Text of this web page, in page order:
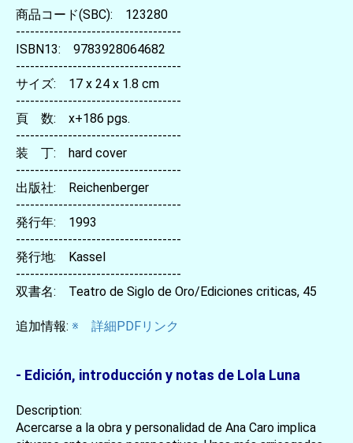
商品コード(SBC): 123280
-----------------------------------
ISBN13: 9783928064682
-----------------------------------
サイズ: 17 x 24 x 1.8 cm
-----------------------------------
頁 数: x+186 pgs.
-----------------------------------
装 丁: hard cover
-----------------------------------
出版社: Reichenberger
-----------------------------------
発行年: 1993
-----------------------------------
発行地: Kassel
-----------------------------------
双書名: Teatro de Siglo de Oro/Ediciones criticas, 45
追加情報: ※ 詳細PDFリンク
- Edición, introducción y notas de Lola Luna
Description:
Acercarse a la obra y personalidad de Ana Caro implica